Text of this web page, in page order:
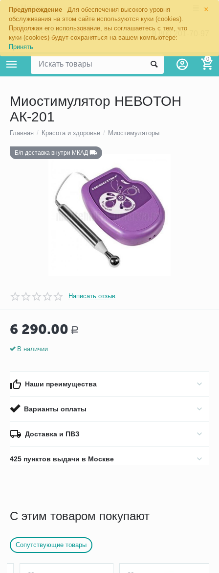
×
Предупреждение
Для обеспечения высокого уровня
обслуживания на этом сайте используются куки (cookies).
Продолжая его использование, вы соглашаетесь с тем, что
куки (cookies) будут сохраняться на вашем компьютере:
Принять
Москва
8 800 201-70-97
0
Миостимулятор НЕВОТОН
АК-201
Главная / Красота и здоровье / Миостимуляторы
Б/п доставка внутри МКАД
Написать отзыв
6 290.00 Р
В наличии
Наши преимущества
Варианты оплаты
Доставка и ПВЗ
425 пунктов выдачи в Москве
С этим товаром покупают
Сопутствующие товары